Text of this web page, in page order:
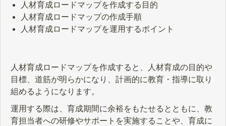
人材育成ロードマップを作成する目的
人材育成ロードマップの作成手順
人材育成ロードマップを運用するポイント
人材育成ロードマップを作成すると、人材育成の目的や
目標、道筋が明らかになり、計画的に教育・指導に取り
組めるようになります。
運用する際は、育成期間に余裕をもたせるとともに、教
育担当者への研修やサポートを実施することや、育成に